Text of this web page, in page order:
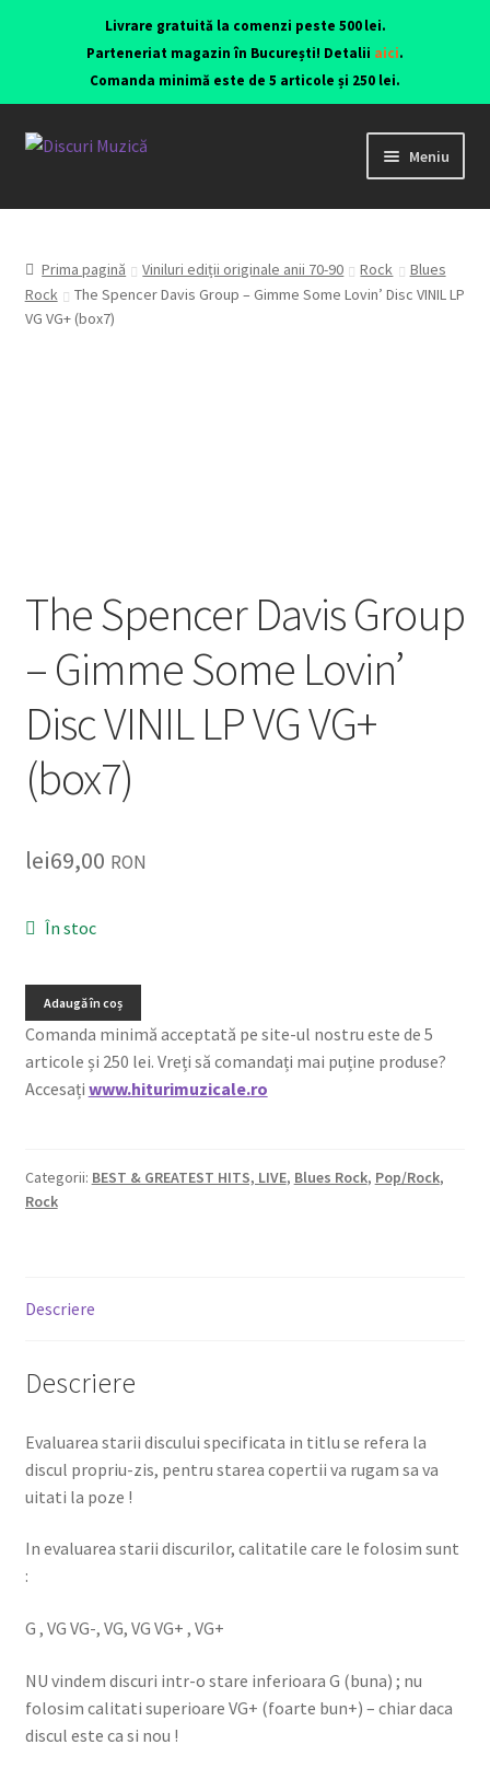
Livrare gratuită la comenzi peste 500 lei.
Parteneriat magazin în București! Detalii aici.
Comanda minimă este de 5 articole și 250 lei.
Meniu
Viniluri ediții originale anii 70-90
CD-uri originale
Contact
Contul meu
Blog
lei0,00
Prima pagină Viniluri ediții originale anii 70-90 Rock
Blues
Rock
The Spencer Davis Group – Gimme Some Lovin’ Disc VINIL LP
VG VG+ (box7)
The Spencer Davis Group
– Gimme Some Lovin’
Disc VINIL LP VG VG+
(box7)
lei69,00 RON
În stoc
Adaugă în coș
Comanda minimă acceptată pe site-ul nostru este de 5
articole și 250 lei. Vreți să comandați mai puține produse?
Accesați www.hiturimuzicale.ro
Categorii: BEST & GREATEST HITS, LIVE, Blues Rock, Pop/Rock,
Rock
Descriere
Descriere
Evaluarea starii discului specificata in titlu se refera la
discul propriu-zis, pentru starea copertii va rugam sa va
uitati la poze !
In evaluarea starii discurilor, calitatile care le folosim sunt
:
G , VG VG-, VG, VG VG+ , VG+
NU vindem discuri intr-o stare inferioara G (buna) ; nu
folosim calitati superioare VG+ (foarte bun+) – chiar daca
discul este ca si nou !